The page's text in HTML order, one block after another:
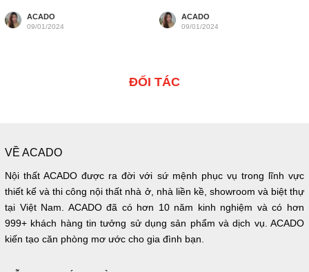
ACADO
09/01/2024
ACADO
09/01/2024
ĐỐI TÁC
VỀ ACADO
Nội thất ACADO được ra đời với sứ mệnh phục vụ trong lĩnh vực
thiết kế và thi công nội thất nhà ở, nhà liền kề, showroom và biệt thự
tại Việt Nam. ACADO đã có hơn 10 năm kinh nghiệm và có hơn
999+ khách hàng tin tưởng sử dụng sản phẩm và dịch vụ. ACADO
kiến tạo căn phòng mơ ước cho gia đình bạn.